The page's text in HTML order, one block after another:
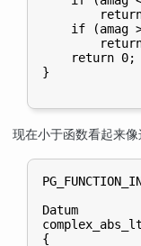
if (amag
    return 0;
}
现在小于函数看起来像
Datum
{